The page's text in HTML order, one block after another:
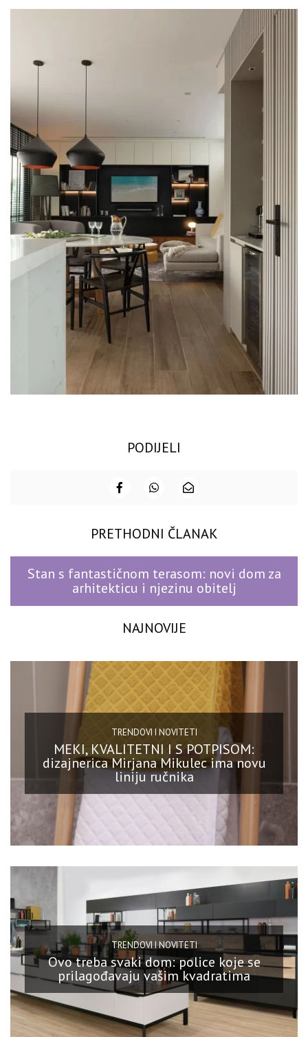
PODIJELI
PRETHODNI ČLANAK
Stan s fantastičnom terasom: novi dom za
arhitekticu i njezinu obitelj
NAJNOVIJE
TRENDOVI I NOVITETI
MEKI, KVALITETNI I S POTPISOM:
dizajnerica Mirjana Mikulec ima novu
liniju ručnika
TRENDOVI I NOVITETI
Ovo treba svaki dom: police koje se
prilagođavaju vašim kvadratima